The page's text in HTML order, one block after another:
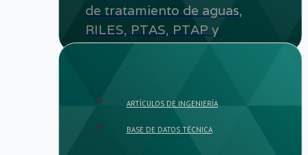
de tratamiento de aguas,
RILES, PTAS, PTAP y
procesos industriales.
ARTÍCULOS DE INGENIERÍA
BASE DE DATOS TÉCNICA